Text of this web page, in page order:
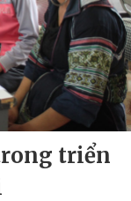
triển